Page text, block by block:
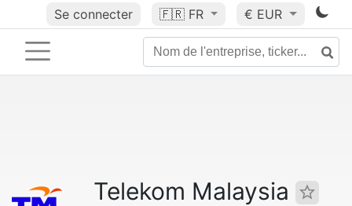
Se connecter 🇫🇷 FR € EUR
Telekom Malaysia